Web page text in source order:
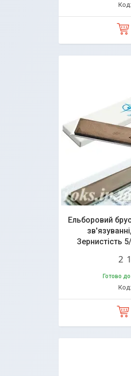
Ельборовий
Зернистість
2
Готово